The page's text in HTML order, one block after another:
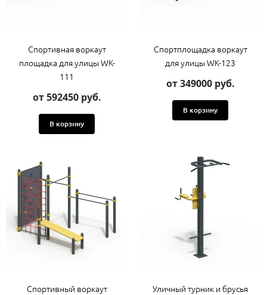
Спортивная воркаут
площадка для улицы WK-
111
от 592450 руб.
В корзину
Cпортплощадка воркаут
для улицы WK-123
от 349000 руб.
В корзину
Спортивный воркаут Уличный турник и брусья